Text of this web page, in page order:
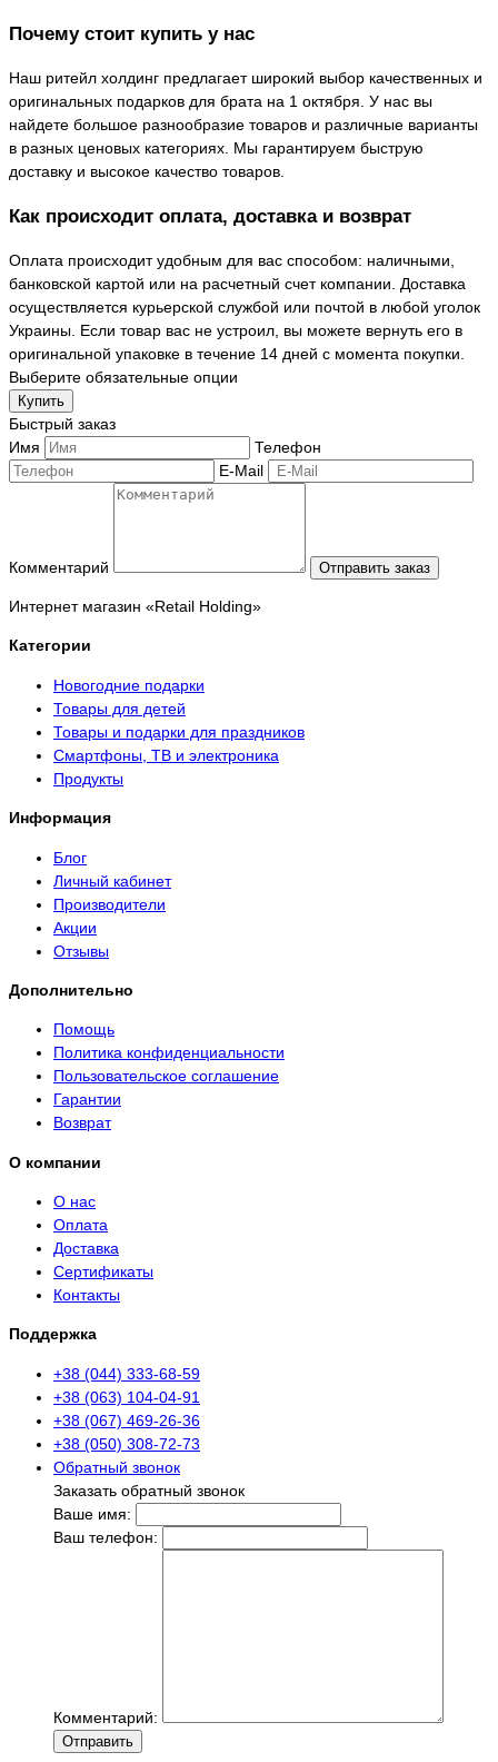
Почему стоит купить у нас
Наш ритейл холдинг предлагает широкий выбор качественных и
оригинальных подарков для брата на 1 октября. У нас вы
найдете большое разнообразие товаров и различные варианты
в разных ценовых категориях. Мы гарантируем быструю
доставку и высокое качество товаров.
Как происходит оплата, доставка и возврат
Оплата происходит удобным для вас способом: наличными,
банковской картой или на расчетный счет компании. Доставка
осуществляется курьерской службой или почтой в любой уголок
Украины. Если товар вас не устроил, вы можете вернуть его в
оригинальной упаковке в течение 14 дней с момента покупки.
Выберите обязательные опции
Купить
Быстрый заказ
Имя
Телефон
E-Mail
Комментарий Отправить заказ
Интернет магазин «Retail Holding»
Категории
Новогодние подарки
Товары для детей
Товары и подарки для праздников
Смартфоны, ТВ и электроника
Продукты
Информация
Блог
Личный кабинет
Производители
Акции
Отзывы
Дополнительно
Помощь
Политика конфиденциальности
Пользовательское соглашение
Гарантии
Возврат
О компании
О нас
Оплата
Доставка
Сертификаты
Контакты
Поддержка
+38 (044) 333-68-59
+38 (063) 104-04-91
+38 (067) 469-26-36
+38 (050) 308-72-73
Обратный звонок
Заказать обратный звонок
Ваше имя:
Ваш телефон:
Комментарий:
Отправить